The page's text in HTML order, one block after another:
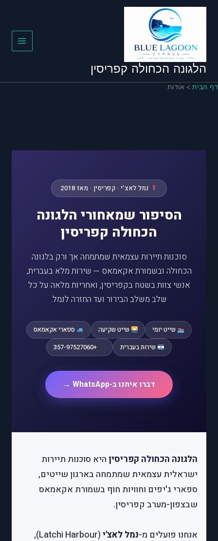
הלגונה הכחולה קפריסין
הבית אודות
נמל לאצ'י · קפריסין · מאז 2018
הסיפור שמאחורי הלגונה
הכחולה קפריסין
סוכנות תיירות עצמאית שמתמחה אך ורק בלגונה
הכחולה ובשמורת אקאמאס — שירות מלא בעברית,
אנשי צוות בשטח בקפריסין, ואחריות מלאה על כל
שלב משלב הבירור ועד החזרה לנמל.
שייט יומי שייט שקיעה
ספארי אקאמאס
שירות בעברית
דברו איתנו ב-WhatsApp →
הלגונה הכחולה קפריסיןהיא סוכנות תיירות
ישראלית עצמאית שמתמחה בארגון שייטים,
ספארי ג'יפים וחוויות חוף בשמורת אקאמאס
שבצפון-מערב קפריסין.
אנחנו פועלים מ-נמל לאצ'י
(Latchi Harbour),